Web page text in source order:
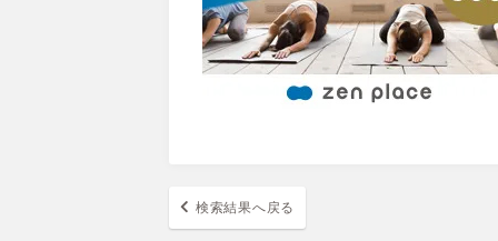
検索結果へ戻る